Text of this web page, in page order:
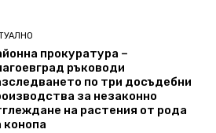
прокуратура –
ръководи
по три досъдебни
за незаконно
на растения от рода
конопа